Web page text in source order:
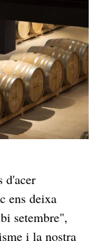
d'acer
ens deixa
setembre",
i la nostra